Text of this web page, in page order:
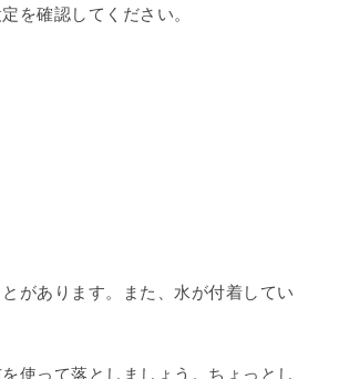
を確認してください。
があります。また、水が付着してい
使って落としましょう。ちょっとし